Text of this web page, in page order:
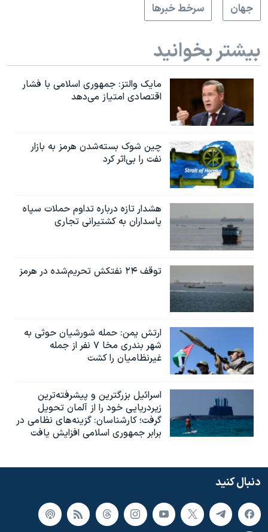
جهان
سرخط خبرها
بیشتر بخوانید
مایک والتز: جمهوری اسلامی با فشار
اقتصادی امتیاز می‌دهد
چین شوک بسته‌شدن هرمز به بازار
نفت را بی‌اثر کرد
هشدار تازه درباره تداوم حملات سپاه
پاسداران به کشتیرانی تجاری
توقف ۲۴ نفتکش تحریم‌شده در هرمز
ارتش یمن: حمله شورشیان حوثی به
شهر بندری مخا ۷ نفر از جمله
غیرنظامیان را کشت
اسرائيل بزرگترین و پیشرفته‌ترین
زیردریایی خود را از آلمان تحویل
گرفت؛ کارشناسان: گزینه‌های نظامی در
برابر جمهوری اسلامی افزایش یافت
دنبال کنید